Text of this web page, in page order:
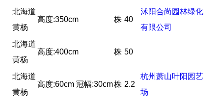
沭阳合尚园林绿化
有限公司
北海道
黄杨
高度:350cm 株 40
北海道
黄杨
高度:400cm 株 50
北海道
黄杨
高度:60cm 冠幅:30cm株 2.2
杭州萧山叶阳园艺
场